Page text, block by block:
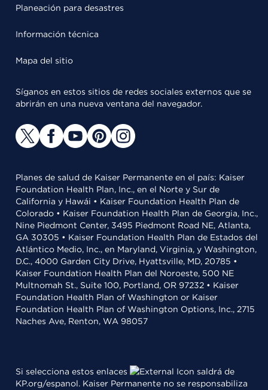
Planeación para desastres
Información técnica
Mapa del sitio
Síganos en estos sitios de redes sociales externos que se
abrirán en una nueva ventana del navegador.
Planes de salud de Kaiser Permanente en el país: Kaiser
Foundation Health Plan, Inc., en el Norte y Sur de
California y Hawái • Kaiser Foundation Health Plan de
Colorado • Kaiser Foundation Health Plan de Georgia, Inc.,
Nine Piedmont Center, 3495 Piedmont Road NE, Atlanta,
GA 30305 • Kaiser Foundation Health Plan de Estados del
Atlántico Medio, Inc., en Maryland, Virginia, y Washington,
D.C., 4000 Garden City Drive, Hyattsville, MD, 20785 •
Kaiser Foundation Health Plan del Noroeste, 500 NE
Multnomah St., Suite 100, Portland, OR 97232 • Kaiser
Foundation Health Plan of Washington or Kaiser
Foundation Health Plan of Washington Options, Inc., 2715
Naches Ave, Renton, WA 98057
Si selecciona estos enlaces
saldrá de
KP.org/espanol. Kaiser Permanente no se responsabiliza